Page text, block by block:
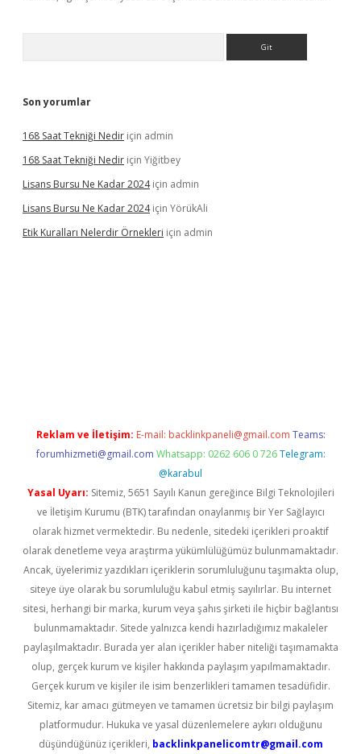
Son yorumlar
168 Saat Tekniği Nedir için admin
168 Saat Tekniği Nedir için Yiğitbey
Lisans Bursu Ne Kadar 2024için admin
Lisans Bursu Ne Kadar 2024için YörükAli
Etik Kuralları Nelerdir Örnekleri için admin
Reklam ve İletişim: E-mail: backlinkpaneli@gmail.com Teams:
forumhizmeti@gmail.com Whatsapp: 0262 606 0 726 Telegram:
@karabul
Yasal Uyarı: Sitemiz, 5651 Sayılı Kanun gereğince Bilgi Teknolojileri
ve İletişim Kurumu (BTK) tarafından onaylanmış bir Yer Sağlayıcı
olarak hizmet vermektedir. Bu nedenle, sitedeki içerikleri proaktif
olarak denetleme veya araştırma yükümlülüğümüz bulunmamaktadır.
Ancak, üyelerimiz yazdıkları içeriklerin sorumluluğunu taşımakta olup,
siteye üye olarak bu sorumluluğu kabul etmiş sayılırlar. Bu internet
sitesi, herhangi bir marka, kurum veya şahıs şirketi ile hiçbir bağlantısı
bulunmamaktadır. Sitede yalnızca kendi hazırladığımız makaleler
paylaşılmaktadır. Burada yer alan içerikler haber niteliği taşımamakta
olup, gerçek kurum ve kişiler hakkında paylaşım yapılmamaktadır.
Gerçek kurum ve kişiler ile isim benzerlikleri tamamen tesadüfidir.
Sitemiz, kar amacı gütmeyen ve tamamen ücretsiz bir bilgi paylaşım
platformudur. Hukuka ve yasal düzenlemelere aykırı olduğunu
düşündüğünüz içerikleri, backlinkpanelicomtr@gmail.com